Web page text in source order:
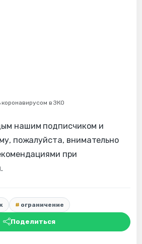
в ЗКО
нашим подписчиком и
пожалуйста, внимательно
при
ограничение
Поделиться